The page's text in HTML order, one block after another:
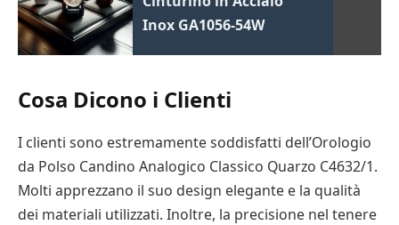
Inox GA1056-54W
Cosa Dicono i Clienti
I clienti sono estremamente soddisfatti dell’Orologio
da Polso Candino Analogico Classico Quarzo C4632/1.
Molti apprezzano il suo design elegante e la qualità
dei materiali utilizzati. Inoltre, la precisione nel tenere